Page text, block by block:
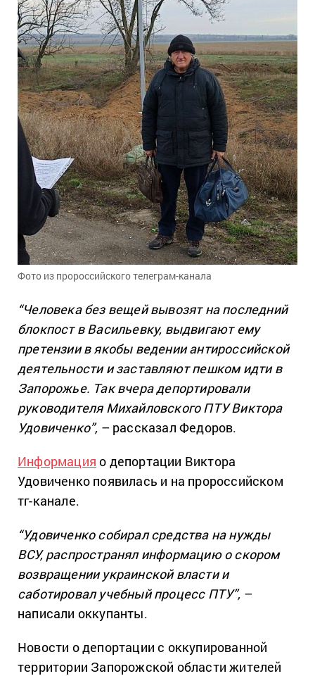
Фото из пророссийского телеграм-канала
“Человека без вещей вывозят на последний
блокпост в Васильевку, выдвигают ему
претензии в якобы ведении антироссийской
деятельности и заставляют пешком идти в
Запорожье. Так вчера депортировали
руководителя Михайловского ПТУ Виктора
Удовиченко”, – рассказал Федоров.
Информация о депортации Виктора
Удовиченко появилась и на пророссийском
тг-канале.
“Удовиченко собирал средства на нужды
ВСУ, распространял информацию о скором
возвращении украинской власти и
саботировал учебный процесс ПТУ”, –
написали оккупанты.
Новости о депортации с оккупированной
территории Запорожской области жителей